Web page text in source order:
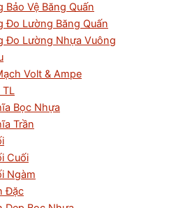
Bảo Vệ Băng Quấn
Đo Lường Băng Quấn
Đo Lường Nhựa Vuông
Volt & Ampe
TL
Bọc Nhựa
Trần
Cuối
Ngàm
Đặc